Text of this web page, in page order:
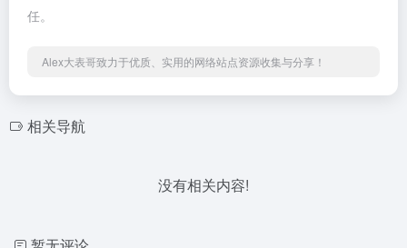
任。
Alex大表哥致力于优质、实用的网络站点资源收集与分享！
相关导航
没有相关内容!